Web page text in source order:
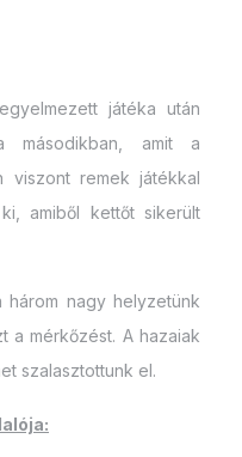
játéka után
másodikban, amit a
viszont remek játékkal
amiből kettőt sikerült
három nagy helyzetünk
a mérkőzést. A hazaiak
szalasztottunk el.